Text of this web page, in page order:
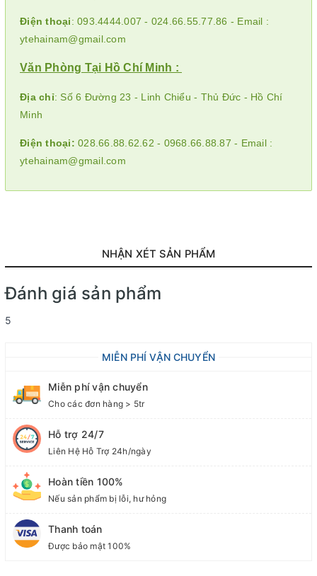
Điện thoại: 093.4444.007 - 024.66.55.77.86 - Email :
ytehainam@gmail.com
Văn Phòng Tại Hồ Chí Minh :
Địa chỉ: Số 6 Đường 23 - Linh Chiểu - Thủ Đức - Hồ Chí
Minh
Điện thoại: 028.66.88.62.62 - 0968.66.88.87 - Email :
ytehainam@gmail.com
NHẬN XÉT SẢN PHẨM
Đánh giá sản phẩm
5
MIỄN PHÍ VẬN CHUYỂN
Miễn phí vận chuyển
Cho các đơn hàng > 5tr
Hỗ trợ 24/7
Liên Hệ Hỗ Trợ 24h/ngày
Hoàn tiền 100%
Nếu sản phẩm bị lỗi, hư hỏng
Thanh toán
Được bảo mật 100%